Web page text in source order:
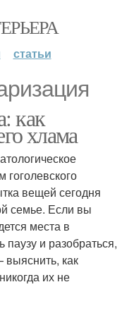
статьи
как
хлама
вещей сегодня
семье. Если вы
места в
паузу и разобраться,
как
их не